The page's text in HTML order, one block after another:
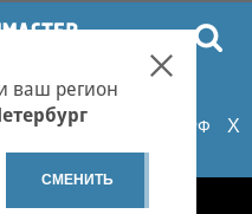
заказов на сайте
НУЦ Минцифры РФ
Подробнее...
X
ваш регион
СМЕНИТЬ